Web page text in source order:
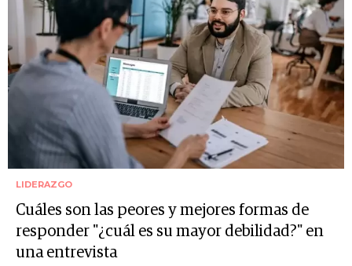
LIDERAZGO
Cuáles son las peores y mejores formas de
responder "¿cuál es su mayor debilidad?" en
una entrevista